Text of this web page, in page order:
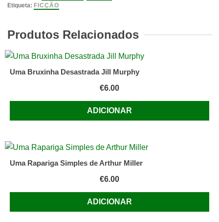
Antologia
contos
Ficção
Científica
Ghidalia
Etiqueta: FICÇÃO
Produtos Relacionados
Uma Bruxinha Desastrada Jill Murphy
€6.00
ADICIONAR
Uma Rapariga Simples de Arthur Miller
€6.00
ADICIONAR